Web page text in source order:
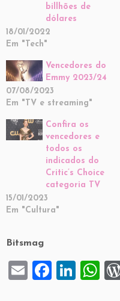
billhões de
dólares
18/01/2022
Em "Tech"
Vencedores do
Emmy 2023/24
07/08/2023
Em "TV e streaming"
Confira os
vencedores e
todos os
indicados do
Critic’s Choice
categoria TV
15/01/2023
Em "Cultura"
Bitsmag
E
F
Li
W